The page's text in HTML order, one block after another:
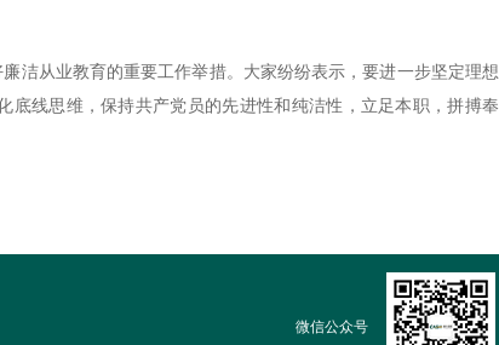
洁从业教育的重要工作举措。大家纷纷表示，要进一步坚定理想
线思维，保持共产党员的先进性和纯洁性，立足本职，拼搏奉
微信公众号